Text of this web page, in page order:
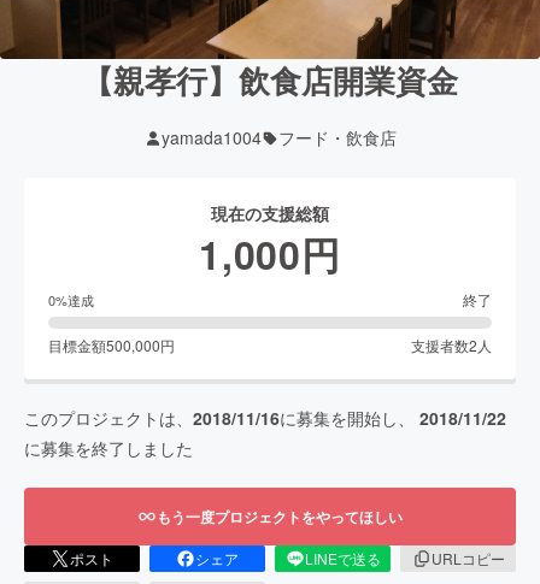
【親孝行】飲食店開業資金
yamada1004 フード・飲食店
現在の支援総額
1,000円
0%達成 終了
目標金額500,000円 支援者数2 人
このプロジェクトは、 2018/11/16に募集を開始し、 2018/11/22
に募集を終了しました
もう一度プロジェクトをやってほしい
ポスト シェア LINEで送る
URLコピー